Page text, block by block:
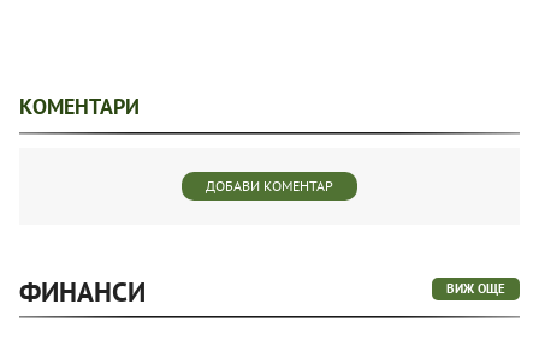
КОМЕНТАРИ
ДОБАВИ КОМЕНТАР
ФИНАНСИ ВИЖ ОЩЕ